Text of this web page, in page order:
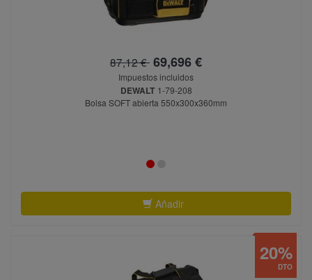
87,12 € 69,696 €
Impuestos incluidos
DEWALT 1-79-208
Bolsa SOFT abierta 550x300x360mm
Añadir
DTO
20%